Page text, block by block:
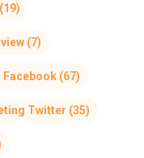
(19)
(7)
Facebook(67)
Twitter (35)